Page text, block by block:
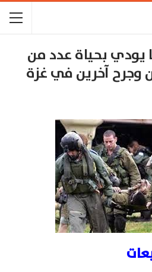
بحياة عدد من
وجرح آخرين في غزة